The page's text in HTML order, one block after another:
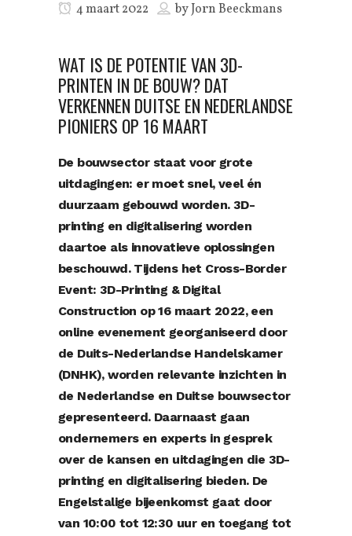
4 maart 2022 byJorn Beeckmans
WAT IS DE POTENTIE VAN 3D-
PRINTEN IN DE BOUW? DAT
VERKENNEN DUITSE EN NEDERLANDSE
PIONIERS OP 16 MAART
De bouwsector staat voor grote
uitdagingen: er moet snel, veel én
duurzaam gebouwd worden. 3D-
printing en digitalisering worden
daartoe als innovatieve oplossingen
beschouwd. Tijdens het Cross-Border
Event: 3D-Printing & Digital
Construction op 16 maart 2022, een
online evenement georganiseerd door
de Duits-Nederlandse Handelskamer
(DNHK), worden relevante inzichten in
de Nederlandse en Duitse bouwsector
gepresenteerd. Daarnaast gaan
ondernemers en experts in gesprek
over de kansen en uitdagingen die 3D-
printing en digitalisering bieden. De
Engelstalige bijeenkomst gaat door
van 10:00 tot 12:30 uur en toegang tot